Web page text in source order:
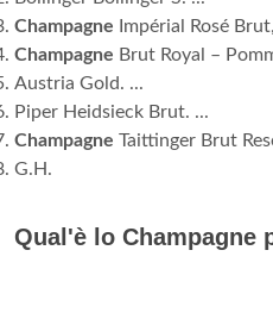
Champagne Impérial Rosé
Champagne Brut Royal –
Austria Gold. ...
Piper Heidsieck Brut. ...
Champagne Taittinger Brut
G.H.
Qual'è lo Champagne